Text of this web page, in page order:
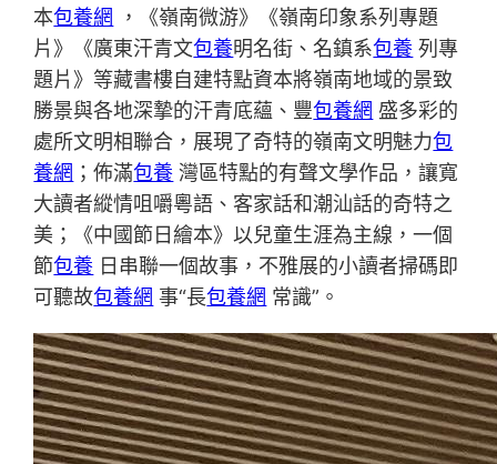
本包養網
，《嶺南微游》《嶺南印象系列專題
片》《廣東汗青文包養明名街、名鎮系包養 列專
題片》等藏書樓自建特點資本將嶺南地域的景致
勝景與各地深摯的汗青底蘊、豐包養網 盛多彩的
處所文明相聯合，展現了奇特的嶺南文明魅力包
養網 ；佈滿包養 灣區特點的有聲文學作品，讓寬
大讀者縱情咀嚼粵語、客家話和潮汕話的奇特之
美；《中國節日繪本》以兒童生涯為主線，一個
節包養 日串聯一個故事，不雅展的小讀者掃碼即
可聽故包養網 事“長包養網 常識”。